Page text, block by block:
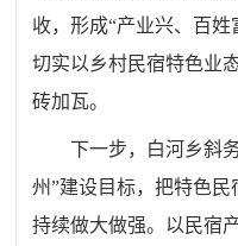
收，形成“产业兴、百姓
切实以乡村民宿特色业
砖加瓦。
下一步，白河乡斜
州”建设目标，把特色
持续做大做强。以民宿